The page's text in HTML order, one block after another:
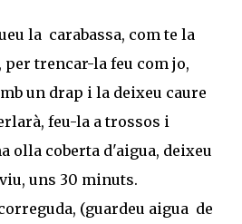
la carabassa, com te la
trencar-la feu com jo,
un drap i la deixeu caure
feu-la a trossos i
olla coberta d'aigua, deixeu
uns 30 minuts.
(guardeu aigua de